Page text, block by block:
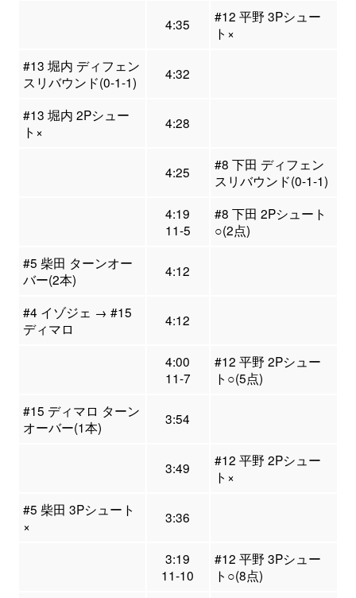
4:35
#12 平野 3Pシュー
ト×
#13 堀内 ディフェン
スリバウンド(0-1-1)
4:32
#13 堀内 2Pシュー
ト×
4:28
4:25
#8 下田 ディフェン
スリバウンド(0-1-1)
4:19
11-5
#8 下田 2Pシュート
○(2点)
#5 柴田 ターンオー
バー(2本)
4:12
#4 イゾジェ → #15
ディマロ
4:12
4:00
11-7
#12 平野 2Pシュー
ト○(5点)
#15 ディマロ ターン
オーバー(1本)
3:54
3:49
#12 平野 2Pシュー
ト×
#5 柴田 3Pシュート
×
3:36
3:19
11-10
#12 平野 3Pシュー
ト○(8点)